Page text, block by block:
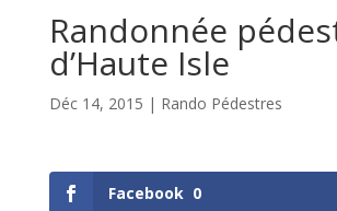
Randonnée
d’Haute Isle
Déc 14, 2015 | Rando Pédestres
Facebook 0